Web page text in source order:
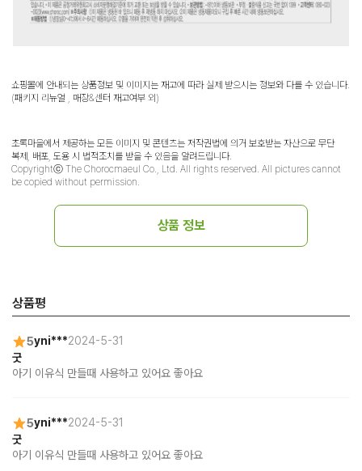
쇼핑몰에 안내되는 상품정보 및 이미지는 재고에 따라 실제 받으시는 정보와 다를 수 있습니다.
(패키지 리뉴얼 , 매장&센터 재고여부 외)
초록마을에서 제공하는 모든 이미지 및 콘텐츠는 저작권법에 의거 보호받는 자산으로 무단
복제, 배포, 도용 시 법적조치를 받을 수 있음을 알려드립니다.
Copyrightⓒ The Chorocmaeul Co., Ltd. All rights reserved. All pictures cannot
be copied without permission.
상품 정보
상품평
5yni***2024-5-31
굿
아기 이유식 만들때 사용하고 있어요 좋아요
5yni***2024-5-31
굿
아기 이유식 만들때 사용하고 있어요 좋아요